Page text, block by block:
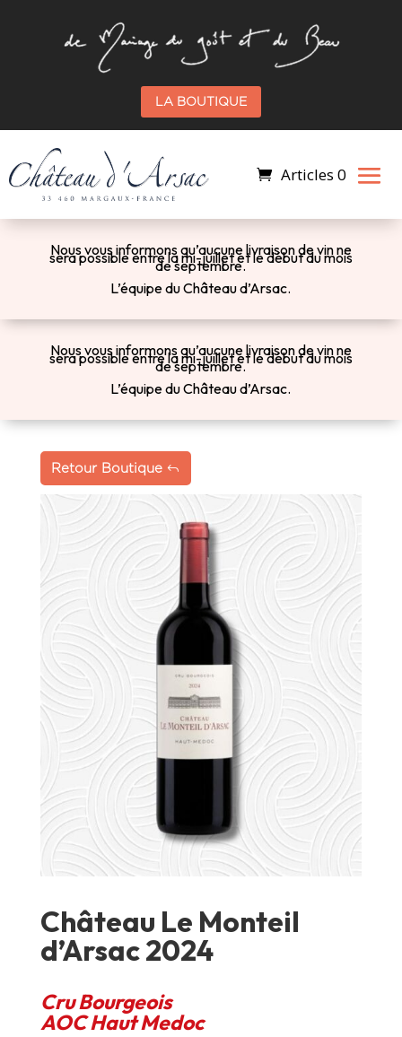
LA BOUTIQUE
Articles 0
Nous vous informons qu’aucune livraison de vin ne
sera possible entre la mi-juillet et le début du mois
de septembre.
L’équipe du Château d’Arsac.
Nous vous informons qu’aucune livraison de vin ne
sera possible entre la mi-juillet et le début du mois
de septembre.
L’équipe du Château d’Arsac.
Retour Boutique
Château Le Monteil
d’Arsac 2024
Cru Bourgeois
AOC Haut Medoc